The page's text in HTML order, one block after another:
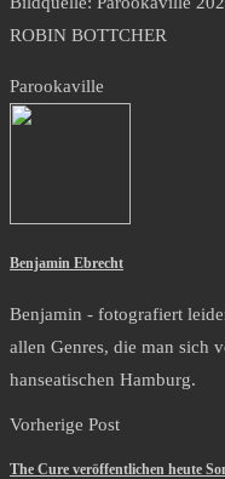
ROBIN BOTTCHER
Parookaville
Benjamin Ebrecht
Benjamin - fotografiert
allen Genres, die man sich
hanseatischen Hamburg.
Vorherige Post
The Cure veröffentlichen heute